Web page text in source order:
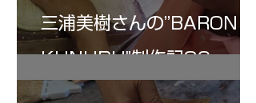
三浦美樹さんの”BARON・
KUNUPU"制作記30